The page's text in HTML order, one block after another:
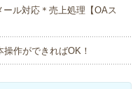
ル対応＊売上処理【OAス
作ができればOK！